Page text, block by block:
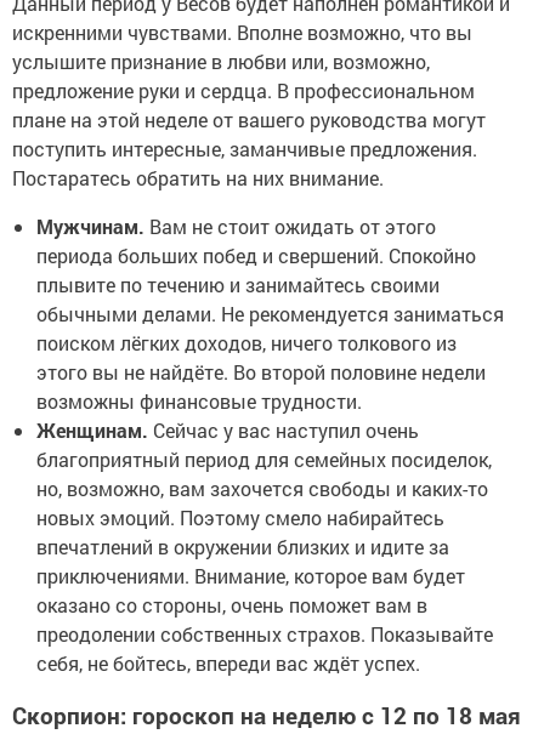
искренними чувствами. Вполне возможно, что вы
услышите признание в любви или, возможно,
предложение руки и сердца. В профессиональном
плане на этой неделе от вашего руководства могут
поступить интересные, заманчивые предложения.
Постаратесь обратить на них внимание.
Мужчинам. Вам не стоит ожидать от этого
периода больших побед и свершений. Спокойно
плывите по течению и занимайтесь своими
обычными делами. Не рекомендуется заниматься
поиском лёгких доходов, ничего толкового из
этого вы не найдёте. Во второй половине недели
возможны финансовые трудности.
Женщинам. Сейчас у вас наступил очень
благоприятный период для семейных посиделок,
но, возможно, вам захочется свободы и каких-то
новых эмоций. Поэтому смело набирайтесь
впечатлений в окружении близких и идите за
приключениями. Внимание, которое вам будет
оказано со стороны, очень поможет вам в
преодолении собственных страхов. Показывайте
себя, не бойтесь, впереди вас ждёт успех.
Скорпион: гороскоп на неделю с 12 по 18 мая